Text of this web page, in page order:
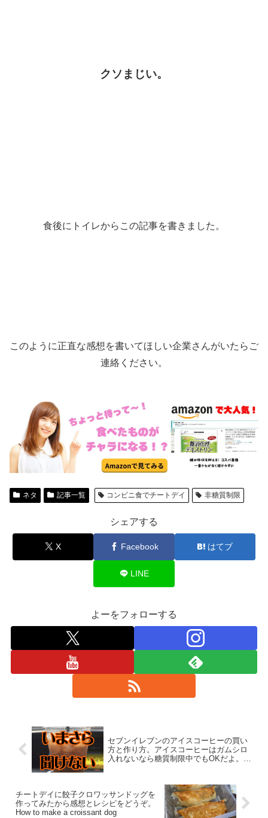
クソまじい。
食後にトイレからこの記事を書きました。
このように正直な感想を書いてほしい企業さんがいたらご
連絡ください。
ネタ 記事一覧 コンビニ食でチートデイ 非糖質制限
シェアする
X Facebook はてブ
LINE
よーをフォローする
セブンイレブンのアイスコーヒーの買い
方と作り方。アイスコーヒーはガムシロ
入れないなら糖質制限中でもOKだよ。
チートデイに餃子クロワッサンドッグを
作ってみたから感想とレシピをどうぞ。
How to make a croissant dog